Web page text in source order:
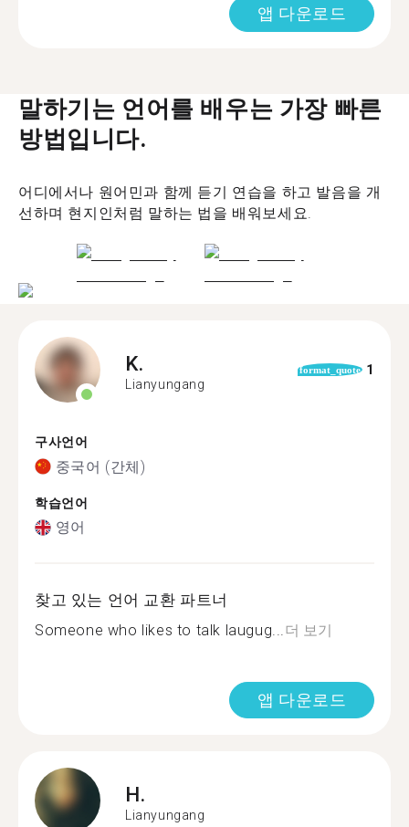
앱 다운로드
말하기는 언어를 배우는 가장 빠른
방법입니다.
어디에서나 원어민과 함께 듣기 연습을 하고 발음을 개
선하며 현지인처럼 말하는 법을 배워보세요.
K.
Lianyungang
format_quote 1
구사언어
중국어 (간체)
학습언어
영어
찾고 있는 언어 교환 파트너
Someone who likes to talk laugug...더 보기
앱 다운로드
H.
Lianyungang